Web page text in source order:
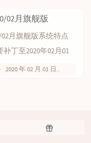
02月旗舰版
02月旗舰版系统特点
丁至2020年02月01
成完整驱...
2020 年 02 月 01 日
随